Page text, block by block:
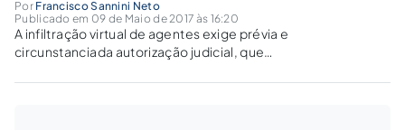
Por Francisco Sannini Neto
Publicado em 09 de Maio de 2017 às 16:20
A infiltração virtual de agentes exige prévia e
circunstanciada autorização judicial, que
cibernética, só podendo ser adotada na